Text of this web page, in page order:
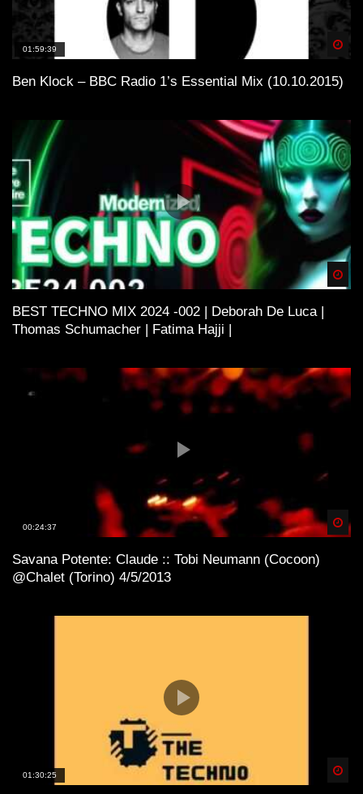
01:59:39
Ben Klock – BBC Radio 1’s Essential Mix (10.10.2015)
BEST TECHNO MIX 2024 -002 | Deborah De Luca |
Thomas Schumacher | Fatima Hajji |
00:24:37
Savana Potente: Claude :: Tobi Neumann (Cocoon)
@Chalet (Torino) 4/5/2013
01:30:25